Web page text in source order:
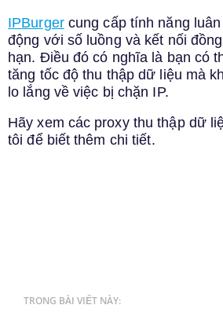
IPBurgercung cấp tính năng
động với số luồng và kết nối
hạn. Điều đó có nghĩa là bạn có
tăng tốc độ thu thập dữ liệu mà
lo lắng về việc bị chặn IP.
Hãy xem các proxy thu thập dữ
tôi để biết thêm chi tiết.
TRONG BÀI VIẾT NÀY: